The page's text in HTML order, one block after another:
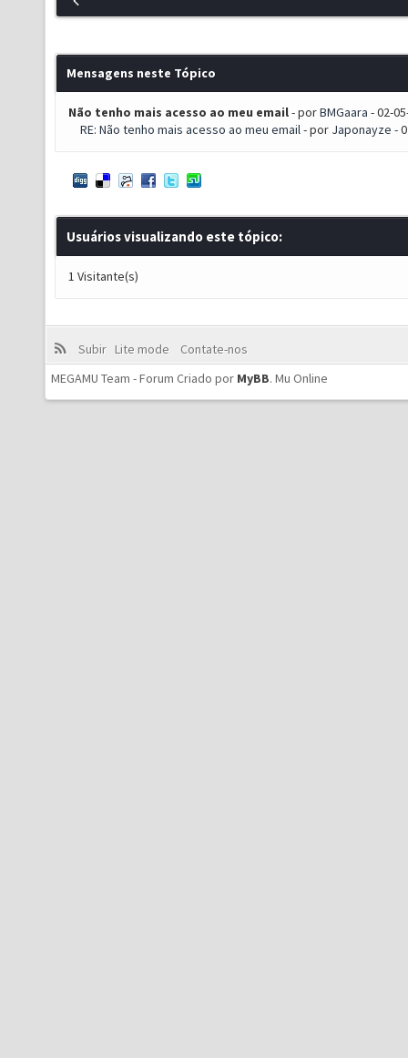
Mensagens neste Tópico
Não tenho mais acesso ao meu email- porBMGaara - 02-
RE: Não tenho mais acesso ao meu email- por Japonayze -
Usuários visualizando este tópico:
1 Visitante(s)
Subir Lite mode
Contate-nos
MEGAMU Team - Forum Criado por MyBB. Mu Online